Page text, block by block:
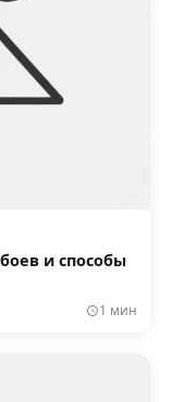
и способы
1 мин